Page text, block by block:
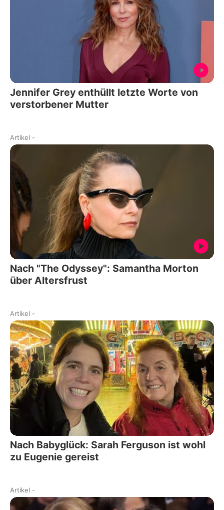
Jennifer Grey enthüllt letzte Worte von
verstorbener Mutter
Artikel -
Nach "The Odyssey": Samantha Morton
über Altersfrust
Artikel -
Nach Babyglück: Sarah Ferguson ist wohl
zu Eugenie gereist
Artikel -